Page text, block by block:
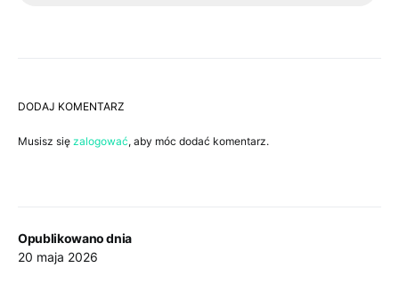
Opublikowano dnia
20 maja 2026
DODAJ KOMENTARZ
Musisz się zalogować, aby móc dodać komentarz.